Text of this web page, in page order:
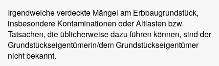
Irgendwelche verdeckte Mängel am Erbbaugrundstück,
insbesondere Kontaminationen oder Altlasten bzw.
Tatsachen, die üblicherweise dazu führen können, sind der
Grundstückseigentümerin/dem Grundstückseigentümer
nicht bekannt.